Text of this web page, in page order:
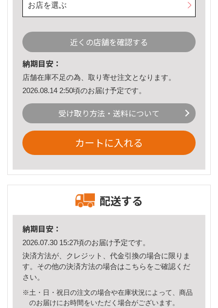
お店を選ぶ
近くの店舗を確認する
納期目安：
店舗在庫不足の為、取り寄せ注文となります。
2026.08.14 2:50頃のお届け予定です。
受け取り方法・送料について
カートに入れる
配送する
納期目安：
2026.07.30 15:27頃のお届け予定です。
決済方法が、クレジット、代金引換の場合に限りま
す。その他の決済方法の場合はこちら をご確認くだ
さい。
※土・日・祝日の注文の場合や在庫状況によって、商品
のお届けにお時間をいただく場合がございます。